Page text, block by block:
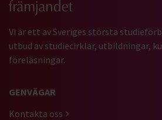
Vi är ett av Sveriges största
utbud av studiecirklar, utbildningar,
föreläsningar.
GENVÄGAR
Kontakta oss